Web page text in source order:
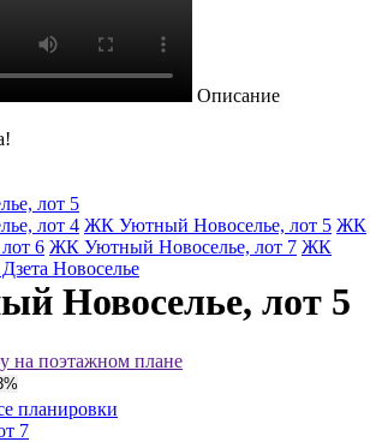
Описание
лот 5
лот 4 ЖК Уютный Новоселье, лот 5 ЖК
6 ЖК Уютный Новоселье, лот 7 ЖК
Новоселье
Новоселье, лот 5
на поэтажном плане
планировки
7